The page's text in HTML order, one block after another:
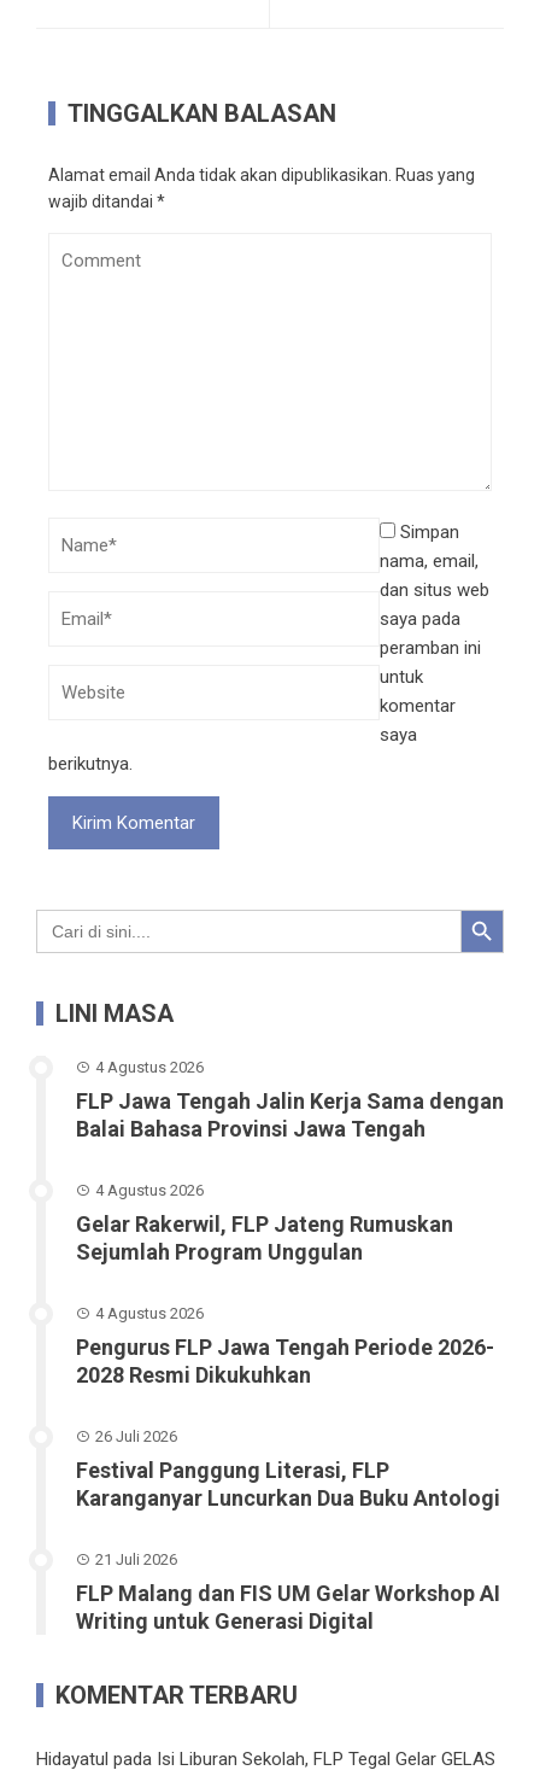
TINGGALKAN BALASAN
Alamat email Anda tidak akan dipublikasikan. Ruas yang
wajib ditandai *
Simpan
nama, email,
dan situs web
saya pada
peramban ini
untuk
komentar
saya
berikutnya.
Search
for:
Search Button
LINI MASA
4 Agustus 2026
FLP Jawa Tengah Jalin Kerja Sama dengan
Balai Bahasa Provinsi Jawa Tengah
4 Agustus 2026
Gelar Rakerwil, FLP Jateng Rumuskan
Sejumlah Program Unggulan
4 Agustus 2026
Pengurus FLP Jawa Tengah Periode 2026-
2028 Resmi Dikukuhkan
26 Juli 2026
Festival Panggung Literasi, FLP
Karanganyar Luncurkan Dua Buku Antologi
21 Juli 2026
FLP Malang dan FIS UM Gelar Workshop AI
Writing untuk Generasi Digital
KOMENTAR TERBARU
Hidayatul pada Isi Liburan Sekolah, FLP Tegal Gelar GELAS